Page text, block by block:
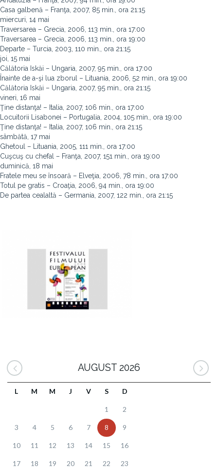
Casa galbenă – Franţa, 2007, 85 min., ora 21:15
miercuri, 14 mai
Traversarea – Grecia, 2006, 113 min., ora 17:00
Traversarea – Grecia, 2006, 113 min., ora 19:00
Departe – Turcia, 2003, 110 min., ora 21:15
joi, 15 mai
Călătoria Iskăi – Ungaria, 2007, 95 min., ora 17:00
Înainte de a-şi lua zborul – Lituania, 2006, 52 min., ora 19:00
Călătoria Iskăi – Ungaria, 2007, 95 min., ora 21:15
vineri, 16 mai
Ţine distanţa! – Italia, 2007, 106 min., ora 17:00
Locuitorii Lisabonei – Portugalia, 2004, 105 min., ora 19:00
Ţine distanţa! – Italia, 2007, 106 min., ora 21:15
sâmbătă, 17 mai
Ghetoul – Lituania, 2005, 111 min., ora 17:00
Cuşcuş cu chefal – Franţa, 2007, 151 min., ora 19:00
duminică, 18 mai
Fratele meu se însoară – Elveţia, 2006, 78 min., ora 17:00
Totul pe gratis – Croaţia, 2006, 94 min., ora 19:00
De partea cealaltă – Germania, 2007, 122 min., ora 21:15
AUGUST 2026
L M M J V S D
1 2
3 4 5 6 7 8 9
10 11 12 13 14 15 16
17 18 19 20 21 22 23